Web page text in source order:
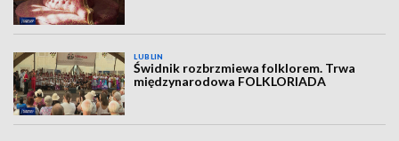
LUBLIN
Świdnik rozbrzmiewa folklorem. Trwa
międzynarodowa FOLKLORIADA